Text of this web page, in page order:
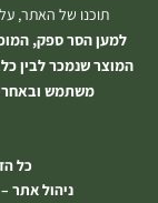
תוכנו של האתר,
למען הסר ספק,
המוצר שנמכר לבין
משתמש
כל
ניהול אתר –